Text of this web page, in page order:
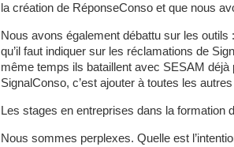
la création de RéponseConso et que nous
Nous avons également débattu sur les
qu’il faut indiquer sur les réclamations de
même temps ils bataillent avec SESAM
SignalConso, c’est ajouter à toutes les
Les stages en entreprises dans la formation
Nous sommes perplexes. Quelle est